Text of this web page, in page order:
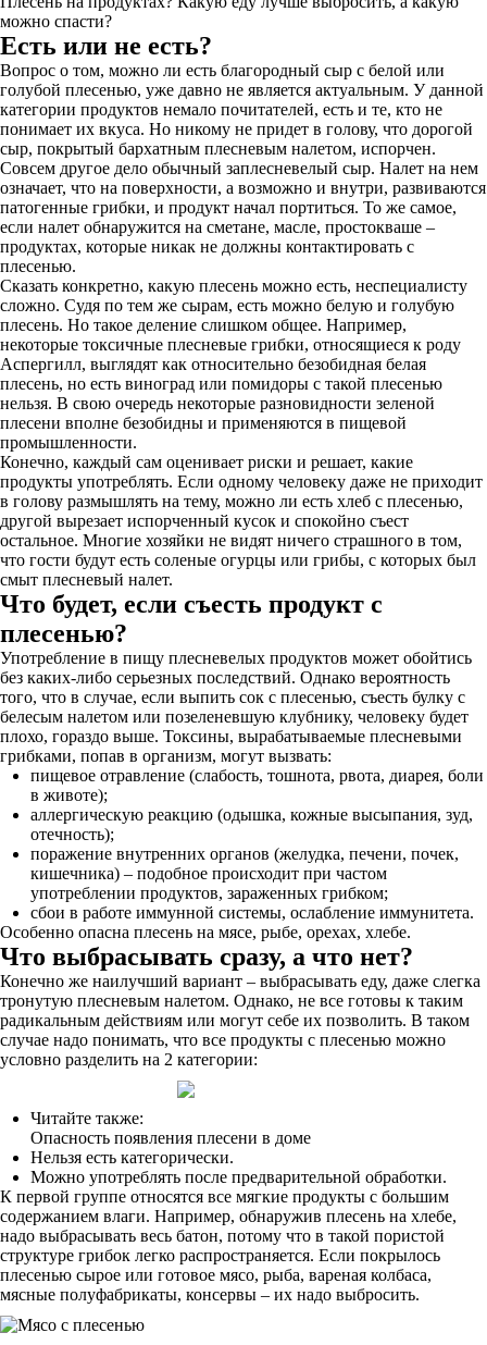
можно спасти?
Есть или не есть?
Вопрос о том, можно ли есть благородный сыр с белой или
голубой плесенью, уже давно не является актуальным. У данной
категории продуктов немало почитателей, есть и те, кто не
понимает их вкуса. Но никому не придет в голову, что дорогой
сыр, покрытый бархатным плесневым налетом, испорчен.
Совсем другое дело обычный заплесневелый сыр. Налет на нем
означает, что на поверхности, а возможно и внутри, развиваются
патогенные грибки, и продукт начал портиться. То же самое,
если налет обнаружится на сметане, масле, простокваше –
продуктах, которые никак не должны контактировать с
плесенью.
Сказать конкретно, какую плесень можно есть, неспециалисту
сложно. Судя по тем же сырам, есть можно белую и голубую
плесень. Но такое деление слишком общее. Например,
некоторые токсичные плесневые грибки, относящиеся к роду
Аспергилл, выглядят как относительно безобидная белая
плесень, но есть виноград или помидоры с такой плесенью
нельзя. В свою очередь некоторые разновидности зеленой
плесени вполне безобидны и применяются в пищевой
промышленности.
Конечно, каждый сам оценивает риски и решает, какие
продукты употреблять. Если одному человеку даже не приходит
в голову размышлять на тему, можно ли есть хлеб с плесенью,
другой вырезает испорченный кусок и спокойно съест
остальное. Многие хозяйки не видят ничего страшного в том,
что гости будут есть соленые огурцы или грибы, с которых был
смыт плесневый налет.
Что будет, если съесть продукт с
плесенью?
Употребление в пищу плесневелых продуктов может обойтись
без каких-либо серьезных последствий. Однако вероятность
того, что в случае, если выпить сок с плесенью, съесть булку с
белесым налетом или позеленевшую клубнику, человеку будет
плохо, гораздо выше. Токсины, вырабатываемые плесневыми
грибками, попав в организм, могут вызвать:
пищевое отравление (слабость, тошнота, рвота, диарея, боли
в животе);
аллергическую реакцию (одышка, кожные высыпания, зуд,
отечность);
поражение внутренних органов (желудка, печени, почек,
кишечника) – подобное происходит при частом
употреблении продуктов, зараженных грибком;
сбои в работе иммунной системы, ослабление иммунитета.
Особенно опасна плесень на мясе, рыбе, орехах, хлебе.
Что выбрасывать сразу, а что нет?
Конечно же наилучший вариант – выбрасывать еду, даже слегка
тронутую плесневым налетом. Однако, не все готовы к таким
радикальным действиям или могут себе их позволить. В таком
случае надо понимать, что все продукты с плесенью можно
условно разделить на 2 категории:
Читайте также:
Опасность появления плесени в доме
Нельзя есть категорически.
Можно употреблять после предварительной обработки.
К первой группе относятся все мягкие продукты с большим
содержанием влаги. Например, обнаружив плесень на хлебе,
надо выбрасывать весь батон, потому что в такой пористой
структуре грибок легко распространяется. Если покрылось
плесенью сырое или готовое мясо, рыба, вареная колбаса,
мясные полуфабрикаты, консервы – их надо выбросить.